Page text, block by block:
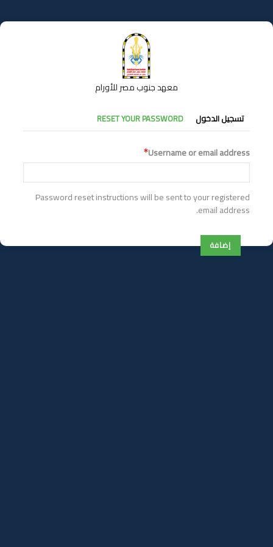
إلى
المحتوى
معهد جنوب مصر للأورام
التبويبات
الأساسية
تسجيل الدخول RESET YOUR PASSWORD
Username or email address
Password reset instructions will be sent to your registered
email address.